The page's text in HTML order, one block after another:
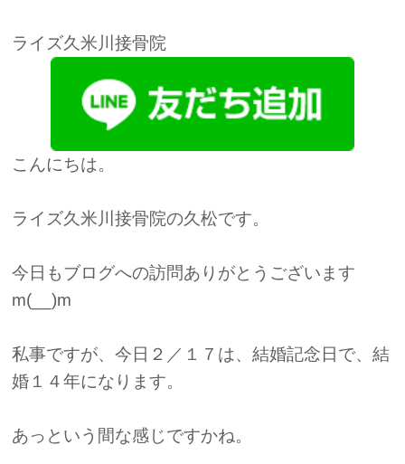
ライズ久米川接骨院
こんにちは。
ライズ久米川接骨院の久松です。
今日もブログへの訪問ありがとうございます
m(__)m
私事ですが、今日２／１７は、結婚記念日で、結
婚１４年になります。
あっという間な感じですかね。